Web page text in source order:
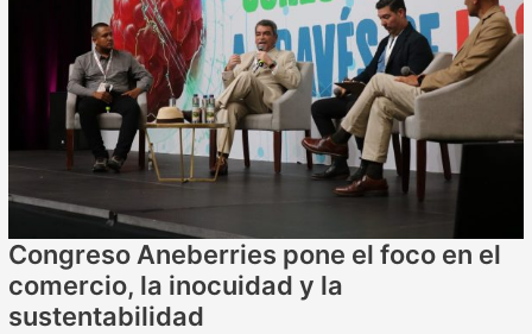
Congreso Aneberries pone el foco en el
comercio, la inocuidad y la
sustentabilidad